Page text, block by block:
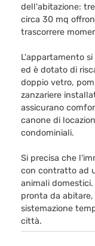
dell'abitazione:
circa 30 mq
trascorrere
L'appartamento
ed è dotato di
doppio vetro,
zanzariere
assicurano
canone di
condominiali.
Si precisa che
con contratto ad
animali
pronta da
sistemazione
città.